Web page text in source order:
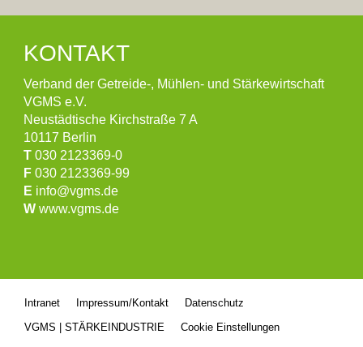
KONTAKT
Verband der Getreide-, Mühlen- und Stärkewirtschaft
VGMS e.V.
Neustädtische Kirchstraße 7 A
10117 Berlin
T 030 2123369-0
F 030 2123369-99
E info@vgms.de
W www.vgms.de
Intranet Impressum/Kontakt
Datenschutz
VGMS | STÄRKEINDUSTRIE
Cookie Einstellungen